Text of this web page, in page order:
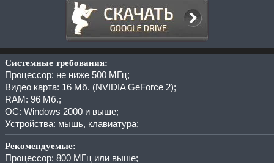
Системные требования:
Процессор: не ниже 500 МГц;
Видео карта: 16 Мб. (NVIDIA GeForce 2);
RAM: 96 Мб.;
ОС: Windows 2000 и выше;
Устройства: мышь, клавиатура;
Рекомендуемые:
Процессор: 800 МГц или выше;